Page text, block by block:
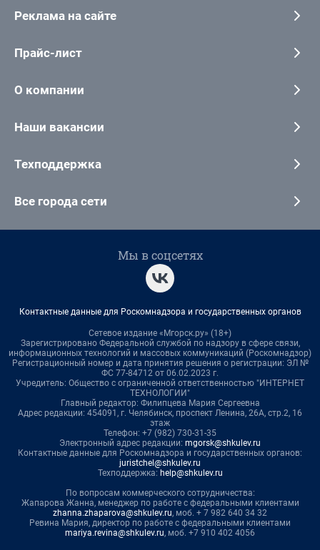
Реклама на сайте
Прайс-лист
О компании
Наши вакансии
Техподдержка
Все города сети
Мы в соцсетях
Контактные данные для Роскомнадзора и государственных органов
Сетевое издание «Мгорск.ру» (18+)
Зарегистрировано Федеральной службой по надзору в сфере связи,
информационных технологий и массовых коммуникаций (Роскомнадзор)
Регистрационный номер и дата принятия решения о регистрации: ЭЛ №
ФС 77-84712 от 06.02.2023 г.
Учредитель: Общество с ограниченной ответственностью "ИНТЕРНЕТ
ТЕХНОЛОГИИ"
Главный редактор: Филипцева Мария Сергеевна
Адрес редакции: 454091, г. Челябинск, проспект Ленина, 26А, стр.2, 16
этаж
Телефон: +7 (982) 730-31-35
Электронный адрес редакции: mgorsk@shkulev.ru
Контактные данные для Роскомнадзора и государственных органов:
juristchel@shkulev.ru
Техподдержка: help@shkulev.ru
По вопросам коммерческого сотрудничества:
Жапарова Жанна, менеджер по работе с федеральными клиентами
zhanna.zhaparova@shkulev.ru, моб. + 7 982 640 34 32
Ревина Мария, директор по работе с федеральными клиентами
mariya.revina@shkulev.ru, моб. +7 910 402 4056